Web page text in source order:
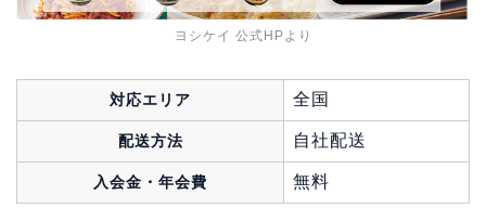
ヨシケイ 公式HPより
対応エリア 全国
配送方法 自社配送
入会金・年会費 無料